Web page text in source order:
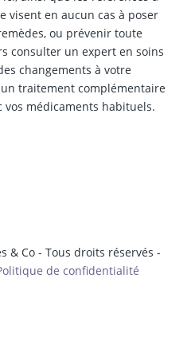
visent en aucun cas à poser
ou prévenir toute
consulter un expert en soins
changements à votre
traitement complémentaire
médicaments habituels.
& Co - Tous droits réservés -
de confidentialité